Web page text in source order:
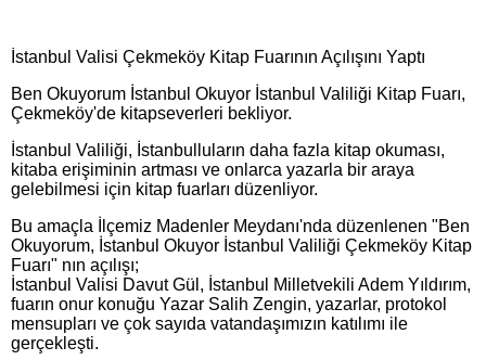
İstanbul Valisi Çekmeköy Kitap Fuarının Açılışını Yaptı
Ben Okuyorum İstanbul Okuyor İstanbul Valiliği Kitap Fuarı,
Çekmeköy'de kitapseverleri bekliyor.
​İstanbul Valiliği, İstanbulluların daha fazla kitap okuması,
kitaba erişiminin artması ve onlarca yazarla bir araya
gelebilmesi için kitap fuarları düzenliyor.
​Bu amaçla İlçemiz Madenler Meydanı'nda düzenlenen "Ben
Okuyorum, İstanbul Okuyor İstanbul Valiliği Çekmeköy Kitap
Fuarı" nın açılışı;
​İstanbul Valisi Davut Gül, İstanbul Milletvekili Adem Yıldırım,
fuarın onur konuğu Yazar Salih Zengin, yazarlar, protokol
mensupları ve çok sayıda vatandaşımızın katılımı ile
gerçekleşti.